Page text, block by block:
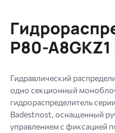
МБ.
Допустимые
типы:
jpg
jpeg
png.
P80-
Гидравлический
одно секционный
гидрораспределитель
Badestnost, оснащенный
управлением с фиксацией